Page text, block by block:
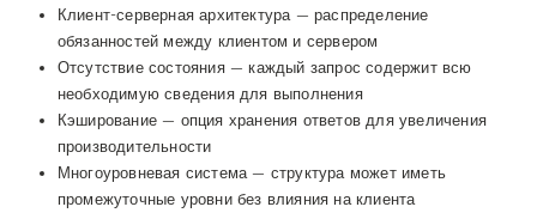
Клиент-серверная архитектура — распределение
обязанностей между клиентом и сервером
Отсутствие состояния — каждый запрос содержит всю
необходимую сведения для выполнения
Кэширование — опция хранения ответов для увеличения
производительности
Многоуровневая система — структура может иметь
промежуточные уровни без влияния на клиента